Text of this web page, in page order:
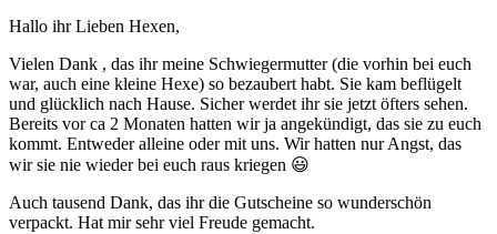
Hallo ihr Lieben Hexen,
Vielen Dank , das ihr meine Schwiegermutter (die vorhin bei euch
war, auch eine kleine Hexe) so bezaubert habt. Sie kam beflügelt
und glücklich nach Hause. Sicher werdet ihr sie jetzt öfters sehen.
Bereits vor ca 2 Monaten hatten wir ja angekündigt, das sie zu euch
kommt. Entweder alleine oder mit uns. Wir hatten nur Angst, das
wir sie nie wieder bei euch raus kriegen 😃
Auch tausend Dank, das ihr die Gutscheine so wunderschön
verpackt. Hat mir sehr viel Freude gemacht.